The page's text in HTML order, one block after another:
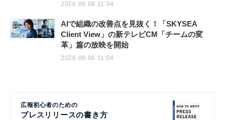
2026.08.06 11:04
AIで組織の改善点を見抜く！「SKYSEA
Client View」の新テレビCM「チームの変
革」篇の放映を開始
2026.08.06 11:04
広報初心者のための
プレスリリースの書き方